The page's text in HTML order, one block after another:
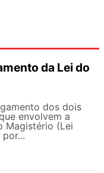
da Lei do
dos dois
envolvem a
Magistério (Lei